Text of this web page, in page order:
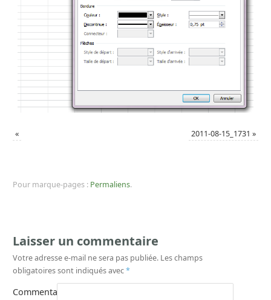
« 2011-08-15_1731 »
Pour marque-pages : Permaliens.
Laisser un commentaire
Votre adresse e-mail ne sera pas publiée. Les champs
obligatoires sont indiqués avec*
Commentaire